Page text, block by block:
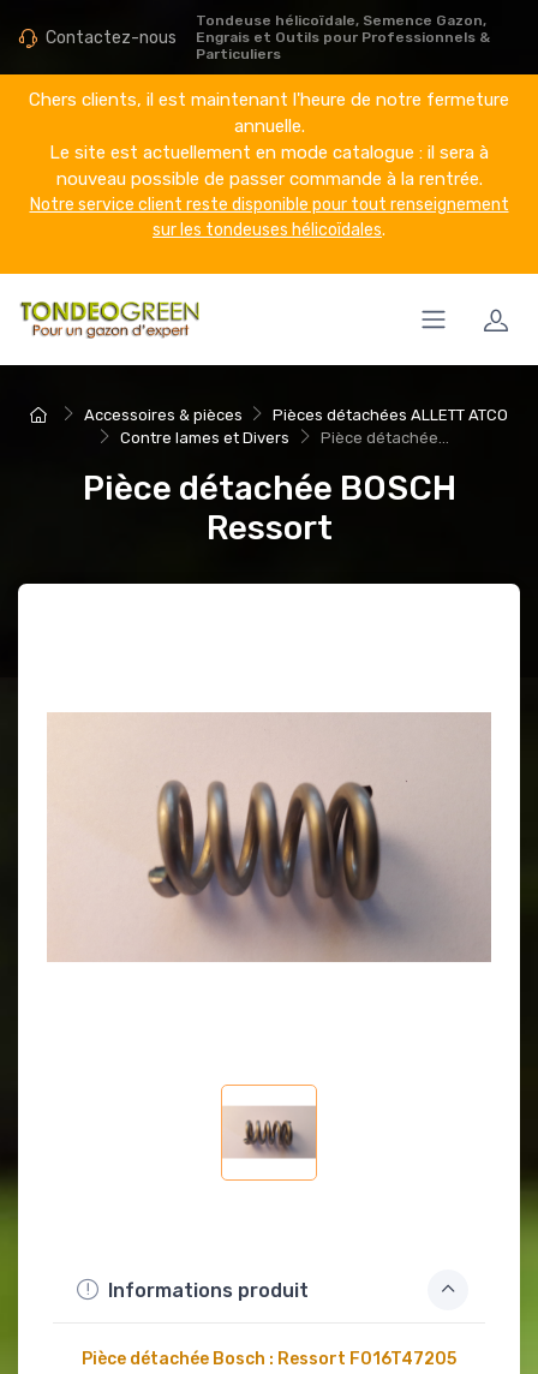
Contactez-nous
Tondeuse hélicoïdale, Semence Gazon,
Engrais et Outils pour Professionnels &
Particuliers
Chers clients, il est maintenant l'heure de notre fermeture
annuelle.
Le site est actuellement en mode catalogue : il sera à
nouveau possible de passer commande à la rentrée.
Notre service client reste disponible pour tout renseignement
sur les tondeuses hélicoïdales.
Accessoires & pièces
Pièces détachées ALLETT ATCO
Contre lames et Divers
Pièce détachée...
Pièce détachée BOSCH
Ressort
Informations produit
Pièce détachée Bosch : Ressort F016T47205